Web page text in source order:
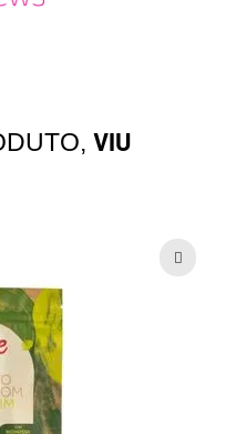
VIU